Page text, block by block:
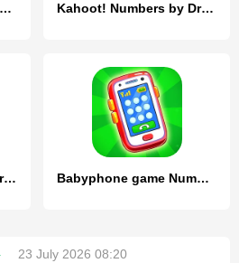
Capitals of the World - Quiz Kahoot! Numbers by DragonBox
Animals learn words for kids Babyphone game Numbers Animals
23 July 2026 08:20